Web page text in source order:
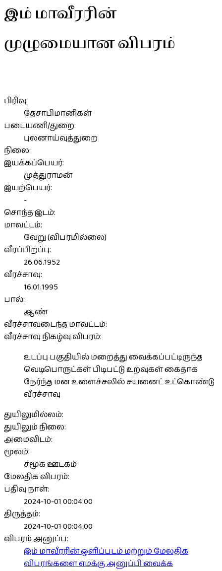
இம் மாவீரரின்
முழுமையான விபரம்
பிரிவு:
தேசாபிமானிகள்
படையணி/துறை:
புலனாய்வுத்துறை
நிலை:
இயக்கப்பெயர்:
முத்துராமன்
இயற்பெயர்:
-
சொந்த இடம்:
மாவட்டம்:
வேறு (விபரமில்லை)
வீரப்பிறப்பு:
26.06.1952
வீரச்சாவு:
16.01.1995
பால்:
ஆண்
வீரச்சாவடைந்த மாவட்டம்:
வீரச்சாவு நிகழ்வு விபரம்:
உடப்பு பகுதியில் மறைத்து வைக்கப்பட்டிருந்த
வெடிபொருட்கள் பிடிபட்டு உறவுகள் கைதாக
நேர்ந்த மன உளைச்சலில் சயனைட் உட்கொண்டு
வீரச்சாவு
துயிலுமில்லம்:
துயிலும் நிலை:
அமைவிடம்:
மூலம்:
சமூக ஊடகம்
மேலதிக விபரம்:
பதிவு நாள்:
2024-10-01 00:04:00
திருத்தம்:
2024-10-01 00:04:00
விபரம் அனுப்ப:
இம் மாவீரரின் ஒளிப்படம் மற்றும் மேலதிக
விபரங்களை எமக்கு அனுப்பி வைக்க